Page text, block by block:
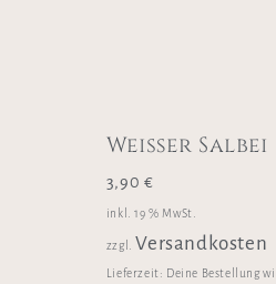
Weißer Salbei
3,90 €
inkl. 19 % MwSt.
zzgl. Versandkosten
Lieferzeit: Deine Bestellung